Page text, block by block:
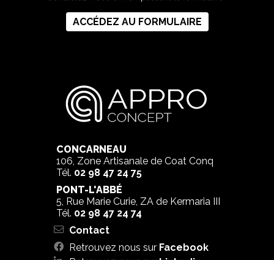
ACCÉDEZ AU FORMULAIRE
CONCARNEAU
106, Zone Artisanale de Coat Conq
Tél. 02 98 47 24 75
PONT-L'ABBÉ
5, Rue Marie Curie, ZA de Kermaria III
Tél. 02 98 47 24 74
Contact
Retrouvez nous sur Facebook